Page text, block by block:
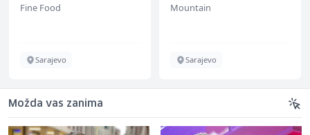
Fine Food
Sarajevo
Mountain
Sarajevo
Možda vas zanima